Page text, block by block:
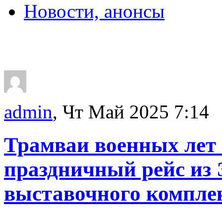
Новости, анонсы
admin, Чт Май 2025 7:14
Трамваи военных лет
праздничный рейс из
выставочного